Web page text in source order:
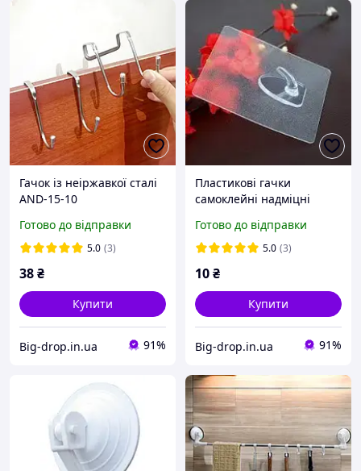
Гачок із неіржавкої сталі
AND-15-10
Готово до відправки
5.0 (3)
38₴
Купити
Big-drop.in.ua 91%
Пластикові гачки
самоклейні надміцні
Готово до відправки
5.0 (3)
10₴
Купити
Big-drop.in.ua 91%